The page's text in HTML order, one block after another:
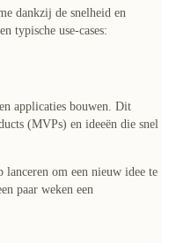
dankzij de snelheid en
typische use-cases:
applicaties bouwen. Dit
(MVPs) en ideeën die snel
om een nieuw idee te
paar weken een